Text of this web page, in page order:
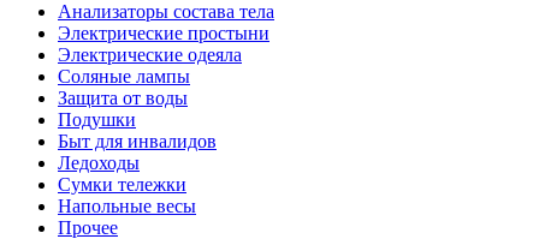
Анализаторы состава тела
Электрические простыни
Электрические одеяла
Соляные лампы
Защита от воды
Подушки
Быт для инвалидов
Ледоходы
Сумки тележки
Напольные весы
Прочее